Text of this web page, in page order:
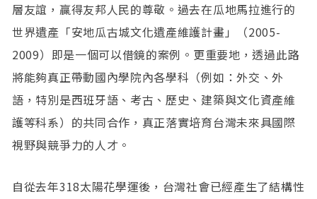
層友誼，贏得友邦人民的尊敬。過去在瓜地馬拉進行的
世界遺產「安地瓜古城文化遺產維護計畫」（2005-
2009）即是一個可以借鏡的案例。更重要地，透過此路
將能夠真正帶動國內學院內各學科（例如：外交、外
語，特別是西班牙語、考古、歷史、建築與文化資產維
護等科系）的共同合作，真正落實培育台灣未來具國際
視野與競爭力的人才。
自從去年318太陽花學運後，台灣社會已經產生了結構性